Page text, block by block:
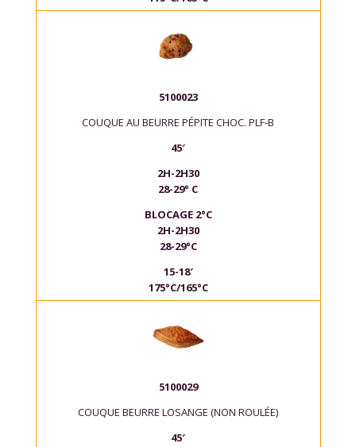
5100023
COUQUE AU BEURRE PÉPITE CHOC. PLF-B
45′
2H-2H30
28-29° C
BLOCAGE 2°C
2H-2H30
28-29°C
15-18′
175°C/165°C
5100029
COUQUE BEURRE LOSANGE (NON ROULÉE)
45′